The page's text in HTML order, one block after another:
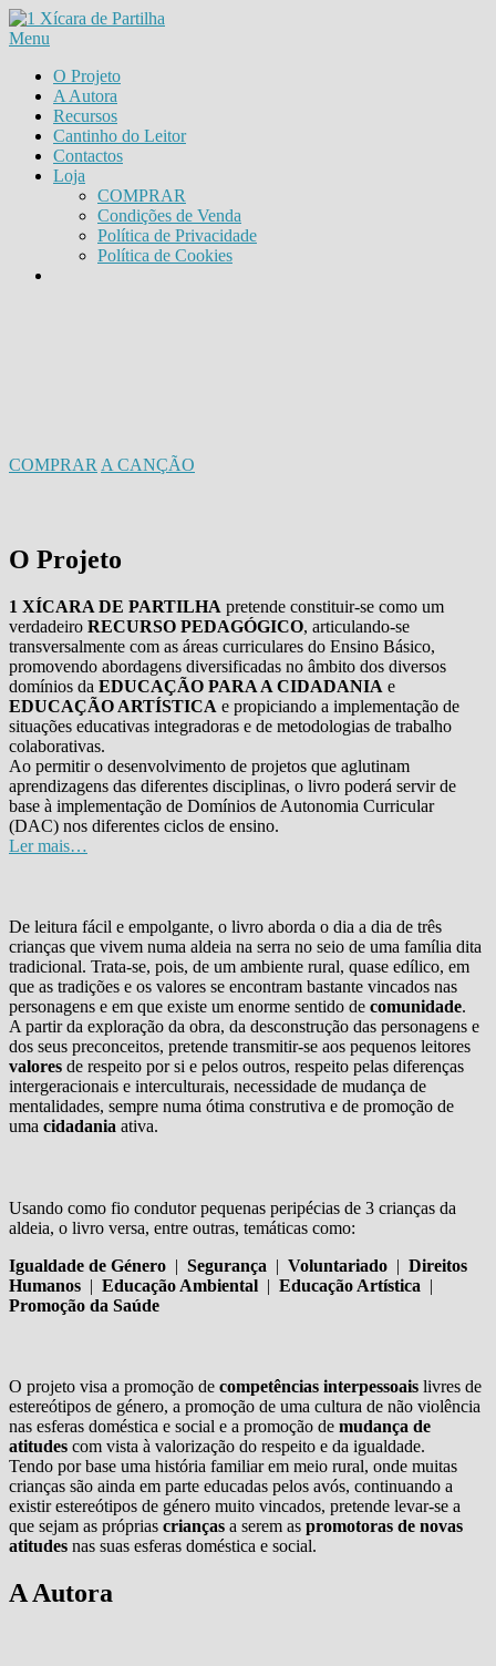
Saltar
para
Menu
O Projeto
A Autora
Recursos
Cantinho do Leitor
Contactos
Loja
COMPRAR
Condições de Venda
Política de Privacidade
Política de Cookies
COMPRAR A CANÇÃO
O Projeto
1 XÍCARA DE PARTILHA pretende constituir-se como um
verdadeiro RECURSO PEDAGÓGICO, articulando-se
transversalmente com as áreas curriculares do Ensino Básico,
promovendo abordagens diversificadas no âmbito dos diversos
domínios da EDUCAÇÃO PARA A CIDADANIA e
EDUCAÇÃO ARTÍSTICA e propiciando a implementação de
situações educativas integradoras e de metodologias de trabalho
colaborativas.
Ao permitir o desenvolvimento de projetos que aglutinam
aprendizagens das diferentes disciplinas, o livro poderá servir de
base à implementação de Domínios de Autonomia Curricular
(DAC) nos diferentes ciclos de ensino.
Ler mais…
De leitura fácil e empolgante, o livro aborda o dia a dia de três
crianças que vivem numa aldeia na serra no seio de uma família dita
tradicional. Trata-se, pois, de um ambiente rural, quase edílico, em
que as tradições e os valores se encontram bastante vincados nas
personagens e em que existe um enorme sentido de comunidade.
A partir da exploração da obra, da desconstrução das personagens e
dos seus preconceitos, pretende transmitir-se aos pequenos leitores
valores de respeito por si e pelos outros, respeito pelas diferenças
intergeracionais e interculturais, necessidade de mudança de
mentalidades, sempre numa ótima construtiva e de promoção de
uma cidadania ativa.
Usando como fio condutor pequenas peripécias de 3 crianças da
aldeia, o livro versa, entre outras, temáticas como:
Igualdade de Género | Segurança | Voluntariado | Direitos
Humanos | Educação Ambiental | Educação Artística |
Promoção da Saúde
O projeto visa a promoção de competências interpessoais livres de
estereótipos de género, a promoção de uma cultura de não violência
nas esferas doméstica e social e a promoção de mudança de
atitudes com vista à valorização do respeito e da igualdade.
Tendo por base uma história familiar em meio rural, onde muitas
crianças são ainda em parte educadas pelos avós, continuando a
existir estereótipos de género muito vincados, pretende levar-se a
que sejam as próprias crianças a serem as promotoras de novas
atitudes nas suas esferas doméstica e social.
A Autora